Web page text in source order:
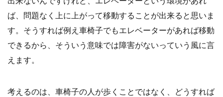
ば、問題なく上に上がって移動することが出来ると思いま
す。そうすれば例え車椅子でもエレベーターがあれば移動
できるから、そういう意味では障害がないっていう風に言
えます。
考えるのは、車椅子の人が歩くことではなく、どうすれば